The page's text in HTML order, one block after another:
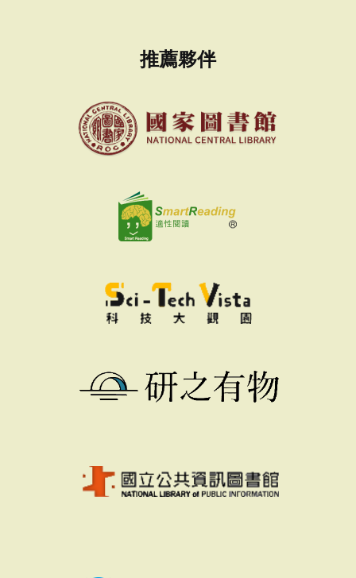
推薦夥伴